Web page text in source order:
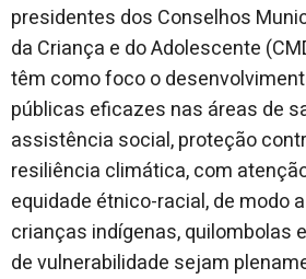
presidentes dos Conselhos
da Criança e do Adolescente
têm como foco o
públicas eficazes nas áreas de
assistência social, proteção
resiliência climática, com
equidade étnico-racial, de modo
crianças indígenas, quilombolas
de vulnerabilidade sejam